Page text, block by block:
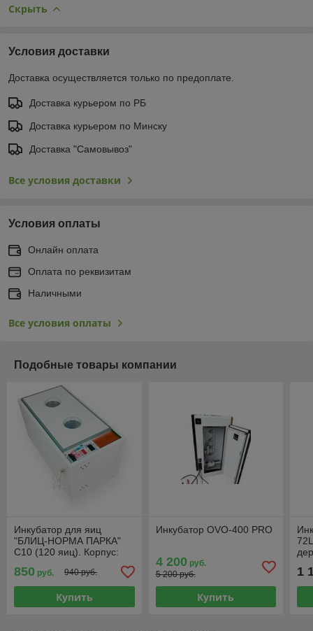
Скрыть
Условия доставки
Доставка осуществляется только по предоплате.
Доставка курьером по РБ
Доставка курьером по Минску
Доставка "Самовывоз"
Все условия доставки
Условия оплаты
Онлайн оплата
Оплата по реквизитам
Наличными
Все условия оплаты
Подобные товары компании
Инкубатор для яиц
"БЛИЦ-НОРМА ПАРКА"
С10 (120 яиц). Корпус:
панели.
850 руб. 940 руб.
Купить
Инкубатор OVO-400 PRO
4 200 руб.
5 200 руб.
Купить
1